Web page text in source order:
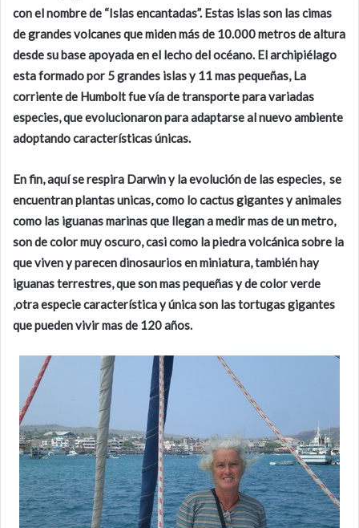
con el nombre de “Islas encantadas”. Estas islas son las cimas
de grandes volcanes que miden más de 10.000 metros de altura
desde su base apoyada en el lecho del océano. El archipiélago
esta formado por 5 grandes islas y 11 mas pequeñas, La
corriente de Humbolt fue vía de transporte para variadas
especies, que evolucionaron para adaptarse al nuevo ambiente
adoptando características únicas.
En fin, aquí se respira Darwin y la evolución de las especies, se
encuentran plantas unicas, como lo cactus gigantes y animales
como las iguanas marinas que llegan a medir mas de un metro,
son de color muy oscuro, casi como la piedra volcánica sobre la
que viven y parecen dinosaurios en miniatura, también hay
iguanas terrestres, que son mas pequeñas y de color verde
,otra especie característica y única son las tortugas gigantes
que pueden vivir mas de 120 años.